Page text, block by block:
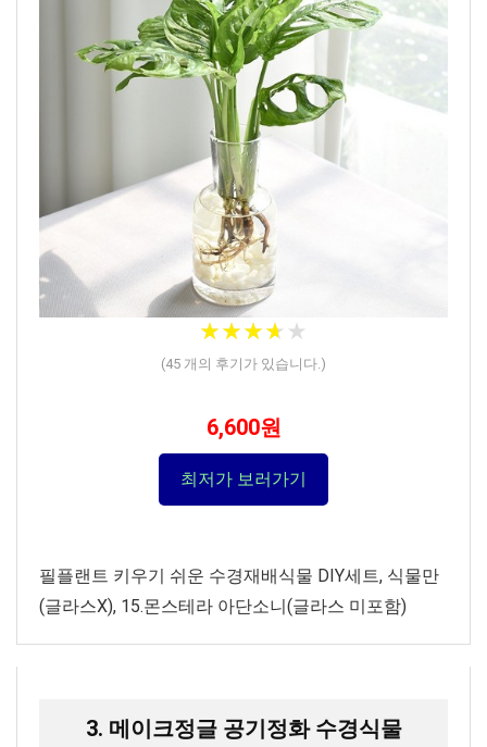
★★★★ ★
★★★★ ★
(45 개의 후기가 있습니다.)
6,600원
최저가 보러가기
필플랜트 키우기 쉬운 수경재배식물 DIY세트, 식물만
(글라스X), 15.몬스테라 아단소니(글라스 미포함)
3. 메이크정글 공기정화 수경식물